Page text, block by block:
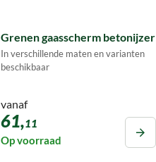
Grenen gaasscherm betonijzer
In verschillende maten en varianten
beschikbaar
vanaf
61,11
Op voorraad